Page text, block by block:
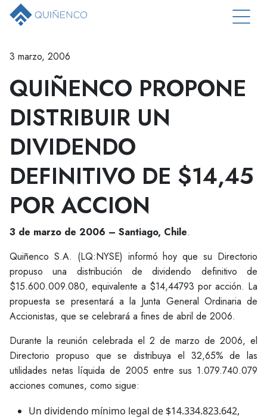
3 marzo, 2006
QUIÑENCO PROPONE
DISTRIBUIR UN
DIVIDENDO
DEFINITIVO DE $14,45
POR ACCION
3 de marzo de 2006 – Santiago, Chile.
Quiñenco S.A. (LQ:NYSE) informó hoy que su Directorio
propuso una distribución de dividendo definitivo de
$15.600.009.080, equivalente a $14,44793 por acción. La
propuesta se presentará a la Junta General Ordinaria de
Accionistas, que se celebrará a fines de abril de 2006.
Durante la reunión celebrada el 2 de marzo de 2006, el
Directorio propuso que se distribuya el 32,65% de las
utilidades netas líquida de 2005 entre sus 1.079.740.079
acciones comunes, como sigue:
Un dividendo mínimo legal de $14.334.823.642,